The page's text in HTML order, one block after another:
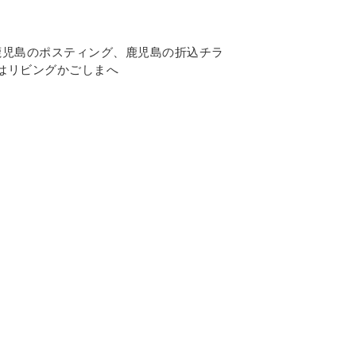
島のポスティング 、鹿児島の折込チラ
リビングかごしまへ